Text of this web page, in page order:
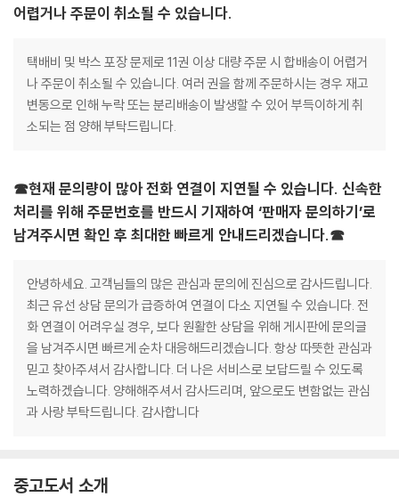
어렵거나 주문이 취소될 수 있습니다.
택배비 및 박스 포장 문제로 11권 이상 대량 주문 시 합배송이 어렵거
나 주문이 취소될 수 있습니다. 여러 권을 함께 주문하시는 경우 재고
변동으로 인해 누락 또는 분리배송이 발생할 수 있어 부득이하게 취
소되는 점 양해 부탁드립니다.
☎현재 문의량이 많아 전화 연결이 지연될 수 있습니다. 신속한
처리를 위해 주문번호를 반드시 기재하여 ‘판매자 문의하기’로
남겨주시면 확인 후 최대한 빠르게 안내드리겠습니다.☎
안녕하세요. 고객님들의 많은 관심과 문의에 진심으로 감사드립니다.
최근 유선 상담 문의가 급증하여 연결이 다소 지연될 수 있습니다. 전
화 연결이 어려우실 경우, 보다 원활한 상담을 위해 게시판에 문의글
을 남겨주시면 빠르게 순차 대응해드리겠습니다. 항상 따뜻한 관심과
믿고 찾아주셔서 감사합니다. 더 나은 서비스로 보답드릴 수 있도록
노력하겠습니다. 양해해주셔서 감사드리며, 앞으로도 변함없는 관심
과 사랑 부탁드립니다. 감사합니다
중고도서 소개